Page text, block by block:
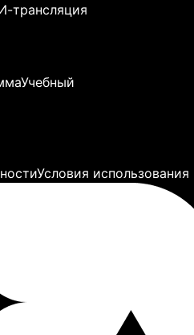
трансляция
Учебный
Условия использования